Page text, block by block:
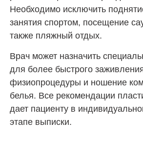
Необходимо исключить
занятия спортом, посещение
также пляжный отдых.
Врач может назначить
для более быстрого
физиопроцедуры и ношение
белья. Все рекомендации
дает пациенту в
этапе выписки.